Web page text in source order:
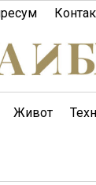
Живот